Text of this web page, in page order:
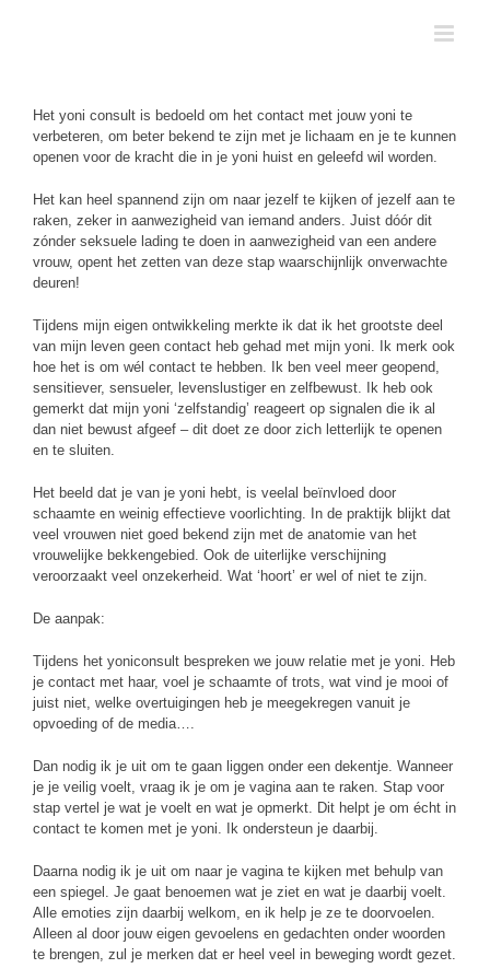
Het yoni consult is bedoeld om het contact met jouw yoni te
verbeteren, om beter bekend te zijn met je lichaam en je te kunnen
openen voor de kracht die in je yoni huist en geleefd wil worden.
Het kan heel spannend zijn om naar jezelf te kijken of jezelf aan te
raken, zeker in aanwezigheid van iemand anders. Juist dóór dit
zónder seksuele lading te doen in aanwezigheid van een andere
vrouw, opent het zetten van deze stap waarschijnlijk onverwachte
deuren!
Tijdens mijn eigen ontwikkeling merkte ik dat ik het grootste deel
van mijn leven geen contact heb gehad met mijn yoni. Ik merk ook
hoe het is om wél contact te hebben. Ik ben veel meer geopend,
sensitiever, sensueler, levenslustiger en zelfbewust. Ik heb ook
gemerkt dat mijn yoni ‘zelfstandig’ reageert op signalen die ik al
dan niet bewust afgeef – dit doet ze door zich letterlijk te openen
en te sluiten.
Het beeld dat je van je yoni hebt, is veelal beïnvloed door
schaamte en weinig effectieve voorlichting. In de praktijk blijkt dat
veel vrouwen niet goed bekend zijn met de anatomie van het
vrouwelijke bekkengebied. Ook de uiterlijke verschijning
veroorzaakt veel onzekerheid. Wat ‘hoort’ er wel of niet te zijn.
De aanpak:
Tijdens het yoniconsult bespreken we jouw relatie met je yoni. Heb
je contact met haar, voel je schaamte of trots, wat vind je mooi of
juist niet, welke overtuigingen heb je meegekregen vanuit je
opvoeding of de media….
Dan nodig ik je uit om te gaan liggen onder een dekentje. Wanneer
je je veilig voelt, vraag ik je om je vagina aan te raken. Stap voor
stap vertel je wat je voelt en wat je opmerkt. Dit helpt je om écht in
contact te komen met je yoni. Ik ondersteun je daarbij.
Daarna nodig ik je uit om naar je vagina te kijken met behulp van
een spiegel. Je gaat benoemen wat je ziet en wat je daarbij voelt.
Alle emoties zijn daarbij welkom, en ik help je ze te doorvoelen.
Alleen al door jouw eigen gevoelens en gedachten onder woorden
te brengen, zul je merken dat er heel veel in beweging wordt gezet.